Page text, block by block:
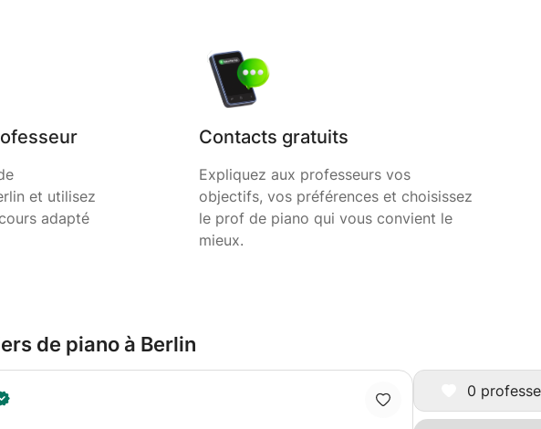
et utilisez
adapté
Contacts gratuits
Expliquez aux professeurs vos
objectifs, vos préférences et choisissez
le prof de piano qui vous convient le
mieux.
0
de piano à Berlin